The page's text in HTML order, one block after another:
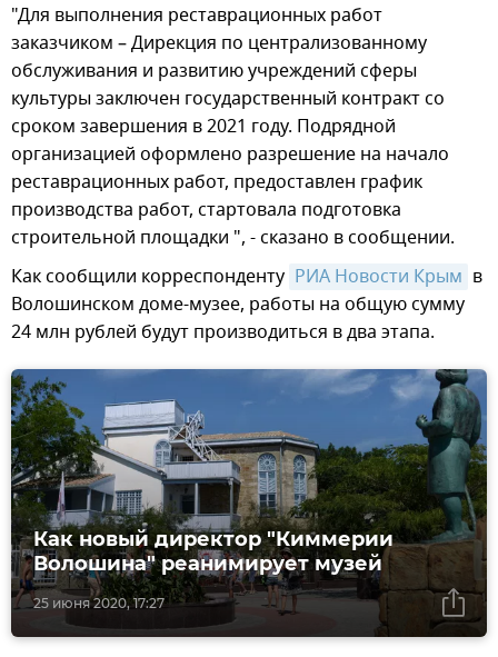
"Для выполнения реставрационных работ
заказчиком – Дирекция по централизованному
обслуживания и развитию учреждений сферы
культуры заключен государственный контракт со
сроком завершения в 2021 году. Подрядной
организацией оформлено разрешение на начало
реставрационных работ, предоставлен график
производства работ, стартовала подготовка
строительной площадки ", - сказано в сообщении.
Как сообщили корреспонденту РИА Новости Крым в
Волошинском доме-музее, работы на общую сумму
24 млн рублей будут производиться в два этапа.
25 июня 2020, 17:27
Как новый директор "Киммерии
Волошина" реанимирует музей